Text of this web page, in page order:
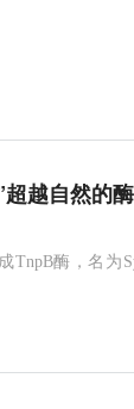
越自然的
TnpB酶，名为